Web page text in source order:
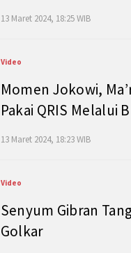
13 Maret 2024, 18:25 WIB
Video
Momen Jokowi,
Pakai QRIS Melalui
13 Maret 2024, 18:23 WIB
Video
Senyum Gibran
Golkar